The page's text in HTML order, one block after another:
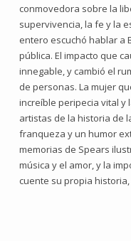
conmovedora sobre la
supervivencia, la fe y la
entero escuchó hablar a
pública. El impacto que
innegable, y cambió el
de personas. La mujer
increíble peripecia vital y
artistas de la historia de
franqueza y un humor
memorias de Spears
música y el amor, y la
cuente su propia